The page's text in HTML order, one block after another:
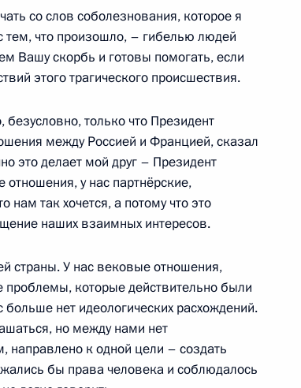
и экологии
ливанских
3
со слов соболезнования, которое я
тем, что произошло, – гибелью людей
Вашу скорбь и готовы помогать, если
этого трагического происшествия.
только что Президент
между Россией и Францией, сказал
это делает мой друг – Президент
отношения, у нас партнёрские,
нам так хочется, а потому что это
наших взаимных интересов.
страны. У нас вековые отношения,
проблемы, которые действительно были
нет идеологических расхождений.
но между нами нет
направлено к одной цели – создать
бы права человека и соблюдалось